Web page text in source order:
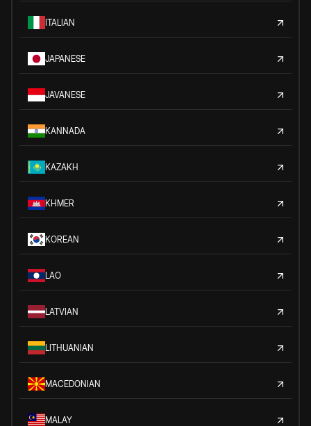
ITALIAN
JAPANESE
JAVANESE
KANNADA
KAZAKH
KHMER
KOREAN
LAO
LATVIAN
LITHUANIAN
MACEDONIAN
MALAY